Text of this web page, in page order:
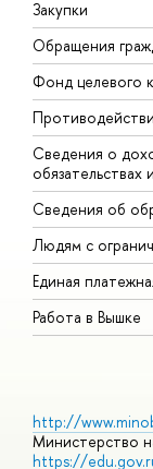
Закупки
Обращения
Фонд целевого
Сведения о
Сведения об
Людям с
Единая
Работа в Вышке
http://
Министерство
https://